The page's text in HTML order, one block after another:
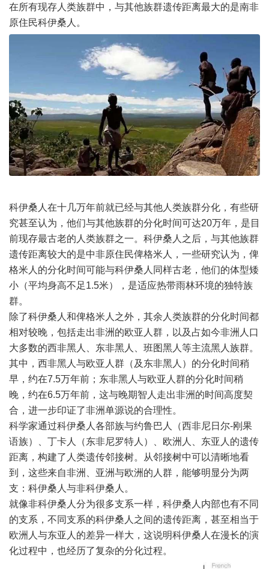
在所有现存人类族群中，与其他族群遗传距离最大的是南非
原住民科伊桑人。
科伊桑人在十几万年前就已经与其他人类族群分化，有些研
究甚至认为，他们与其他族群的分化时间可达20万年，是目
前现存最古老的人类族群之一。科伊桑人之后，与其他族群
遗传距离较大的是中非原住民俾格米人，一些研究认为，俾
格米人的分化时间可能与科伊桑人同样古老，他们的体型矮
小（平均身高不足1.5米），是适应热带雨林环境的独特族
群。
除了科伊桑人和俾格米人之外，其余人类族群的分化时间都
相对较晚，包括走出非洲的欧亚人群，以及占如今非洲人口
大多数的西非黑人、东非黑人、班图黑人等主流黑人族群。
其中，西非黑人与欧亚人群（及东非黑人）的分化时间稍
早，约在7.5万年前；东非黑人与欧亚人群的分化时间稍
晚，约在6.5万年前，这与晚期智人走出非洲的时间高度契
合，进一步印证了非洲单源说的合理性。
科学家通过科伊桑人各部族与约鲁巴人（西非尼日尔-刚果
语族）、丁卡人（东非尼罗特人）、欧洲人、东亚人的遗传
距离，构建了人类遗传邻接树。从邻接树中可以清晰地看
到，这些来自非洲、亚洲与欧洲的人群，能够明显分为两
支：科伊桑人与非科伊桑人。
就像非科伊桑人分为很多支系一样，科伊桑人内部也有不同
的支系，不同支系的科伊桑人之间的遗传距离，甚至相当于
欧洲人与东亚人的差异一样大，这说明科伊桑人在漫长的演
化过程中，也经历了复杂的分化过程。